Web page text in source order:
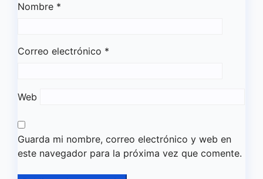
Nombre *
Correo electrónico *
Web
Guarda mi nombre, correo electrónico y web en
este navegador para la próxima vez que comente.